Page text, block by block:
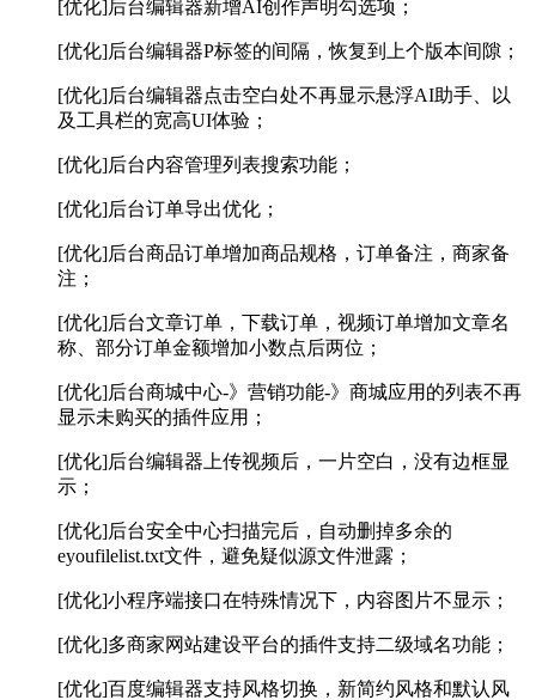
[优化]后台编辑器新增AI创作声明勾选项；
[优化]后台编辑器P标签的间隔，恢复到上个版本间隙；
[优化]后台编辑器点击空白处不再显示悬浮AI助手、以
及工具栏的宽高UI体验；
[优化]后台内容管理列表搜索功能；
[优化]后台订单导出优化；
[优化]后台商品订单增加商品规格，订单备注，商家备
注；
[优化]后台文章订单，下载订单，视频订单增加文章名
称、部分订单金额增加小数点后两位；
[优化]后台商城中心-》营销功能-》商城应用的列表不再
显示未购买的插件应用；
[优化]后台编辑器上传视频后，一片空白，没有边框显
示；
[优化]后台安全中心扫描完后，自动删掉多余的
eyoufilelist.txt文件，避免疑似源文件泄露；
[优化]小程序端接口在特殊情况下，内容图片不显示；
[优化]多商家网站建设平台的插件支持二级域名功能；
[优化]百度编辑器支持风格切换，新简约风格和默认风